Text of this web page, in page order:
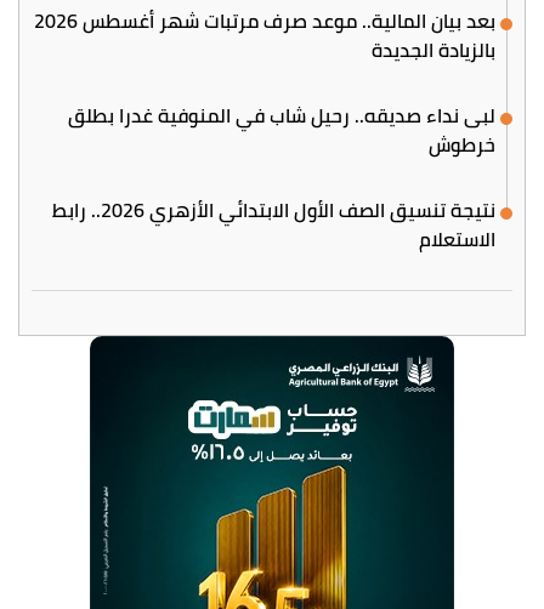
بعد بيان المالية.. موعد صرف مرتبات شهر أغسطس 2026
بالزيادة الجديدة
لبى نداء صديقه.. رحيل شاب في المنوفية غدرا بطلق
خرطوش
نتيجة تنسيق الصف الأول الابتدائي الأزهري 2026.. رابط
الاستعلام